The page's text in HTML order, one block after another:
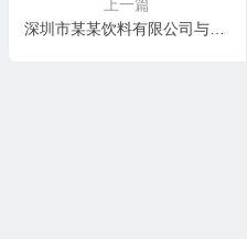
上一篇
深圳市某某饮料有限公司与黄某某买卖合同纠纷一审民事判决书